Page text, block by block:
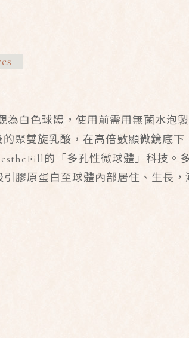
白色球體，使用前需用無菌水泡製
聚雙旋乳酸，在高倍數顯微鏡底下
的「多孔性微球體」科技。
膠原蛋白至球體內部居住、生長，